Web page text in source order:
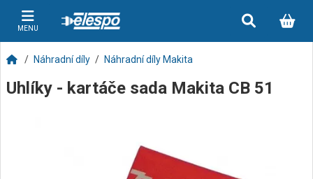
MENU
Náhradní díly Náhradní díly Makita
Uhlíky - kartáče sada Makita CB 51